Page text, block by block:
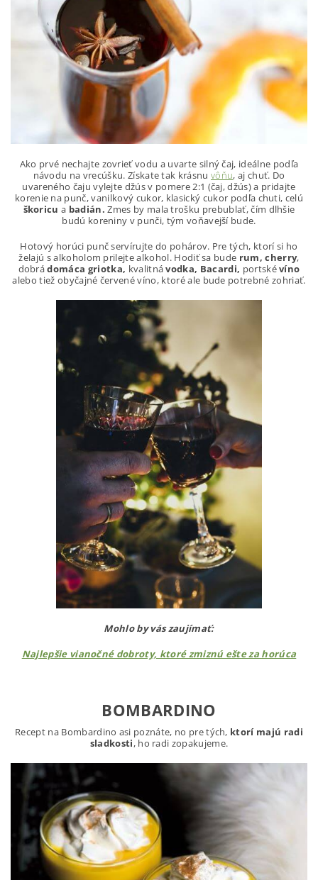
Ako prvé nechajte zovrieť vodu a uvarte silný čaj, ideálne podľa
návodu na vrecúšku. Získate tak krásnuvôňu, aj chuť. Do
uvareného čaju vylejte džús v pomere 2:1 (čaj, džús) a pridajte
korenie na punč, vanilkový cukor, klasický cukor podľa chuti, celú
škoricu a badián. Zmes by mala trošku prebublať, čím dlhšie
budú koreniny v punči, tým voňavejší bude.
Hotový horúci punč servírujte do pohárov. Pre tých, ktorí si ho
želajú s alkoholom prilejte alkohol. Hodiť sa bude rum, cherry,
dobrádomáca griotka, kvalitnávodka, Bacardi, portskévíno
alebo tiež obyčajné červené víno, ktoré ale bude potrebné zohriať.
Mohlo by vás zaujímať:
Najlepšie vianočné dobroty, ktoré zmiznú ešte za horúca
BOMBARDINO
Recept na Bombardino asi poznáte, no pre tých, ktorí majú radi
sladkosti, ho radi zopakujeme.